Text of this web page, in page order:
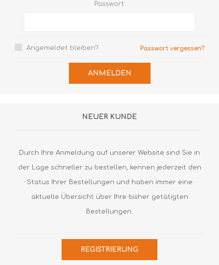
Passwort:
Angemeldet bleiben? Passwort vergessen?
ANMELDEN
NEUER KUNDE
Durch Ihre Anmeldung auf unserer Website sind Sie in
der Lage schneller zu bestellen, kennen jederzeit den
Status Ihrer Bestellungen und haben immer eine
aktuelle Übersicht über Ihre bisher getätigten
Bestellungen.
REGISTRIERUNG